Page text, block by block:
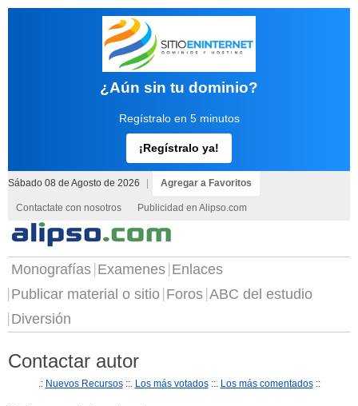
¿Aún sin tu dominio?
Regístralo en 5 minutos
¡Regístralo ya!
Sábado 08 de Agosto de 2026 Agregar a Favoritos
Contactate con nosotros Publicidad en Alipso.com
Monografías Examenes Enlaces
Publicar material o sitio Foros ABC del estudio
Diversión
Contactar autor
.: Nuevos Recursos::. Los más votados::. Los más comentados::